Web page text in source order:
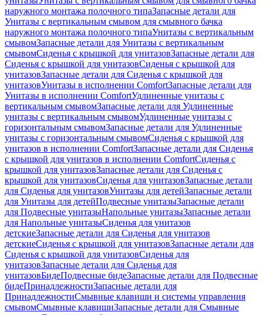
наружного монтажа полочного типаЗапасные детали для
Унитазы с вертикальным смывом для смывного бачка
наружного монтажа полочного типаУнитазы с вертикальным
смывомЗапасные детали для Унитазы с вертикальным
смывомСиденья с крышкой для унитазовЗапасные детали для
Сиденья с крышкой для унитазовСиденья с крышкой для
унитазовЗапасные детали для Сиденья с крышкой для
унитазовУнитазы в исполнении ComfortЗапасные детали для
Унитазы в исполнении ComfortУдлиненные унитазы с
вертикальным смывомЗапасные детали для Удлиненные
унитазы с вертикальным смывомУдлиненные унитазы с
горизонтальным смывомЗапасные детали для Удлиненные
унитазы с горизонтальным смывомСиденья с крышкой для
унитазов в исполнении ComfortЗапасные детали для Сиденья
с крышкой для унитазов в исполнении ComfortСиденья с
крышкой для унитазовЗапасные детали для Сиденья с
крышкой для унитазовСиденья для унитазовЗапасные детали
для Сиденья для унитазовУнитазы для детейЗапасные детали
для Унитазы для детейПодвесные унитазыЗапасные детали
для Подвесные унитазыНапольные унитазыЗапасные детали
для Напольные унитазыСиденья для унитазов
детскиеЗапасные детали для Сиденья для унитазов
детскиеСиденья с крышкой для унитазовЗапасные детали для
Сиденья с крышкой для унитазовСиденья для
унитазовЗапасные детали для Сиденья для
унитазовБидеПодвесные бидеЗапасные детали для Подвесные
бидеПринадлежностиЗапасные детали для
ПринадлежностиСмывные клавиши и системы управления
смывомСмывные клавишиЗапасные детали для Смывные